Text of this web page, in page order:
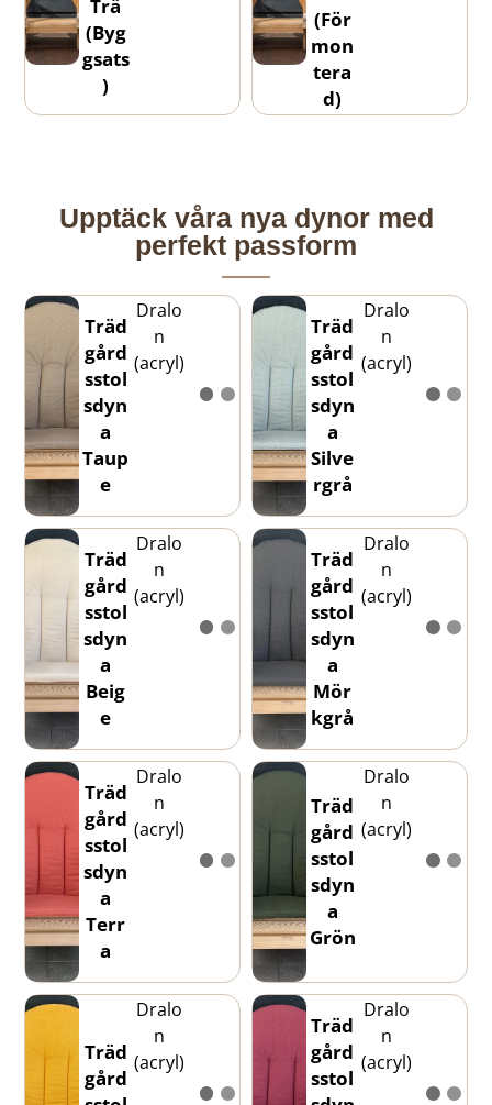
Trä
(Byg
gsats
)
(För
mon
tera
d)
Upptäck våra nya dynor med
perfekt passform
Träd
gård
sstol
sdyn
a
Taup
e
Dralo
n
(acryl)
Träd
gård
sstol
sdyn
a
Silve
rgrå
Dralo
n
(acryl)
Träd
gård
sstol
sdyn
a
Beig
e
Dralo
n
(acryl)
Träd
gård
sstol
sdyn
a
Mör
kgrå
Dralo
n
(acryl)
Träd
gård
sstol
sdyn
a
Terr
a
Dralo
n
(acryl)
Träd
gård
sstol
sdyn
a
Grön
Dralo
n
(acryl)
Träd
gård
Dralo
n
(acryl)
Träd
gård
sstol
Dralo
n
(acryl)